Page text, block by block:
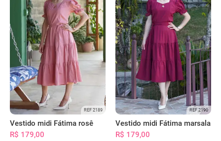
REF 2189
Vestido midi Fátima rosê
R$ 179,00
REF 2190
Vestido midi Fátima marsala
R$ 179,00